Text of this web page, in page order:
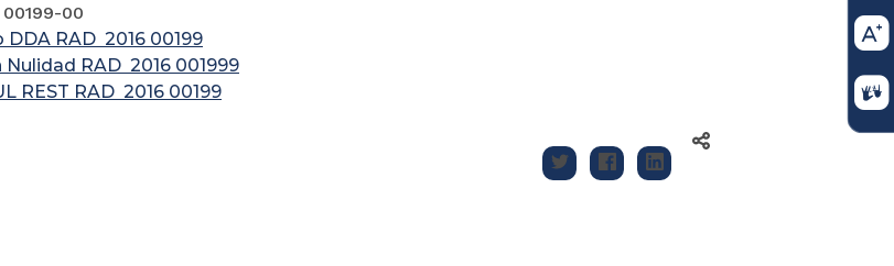
00
RAD 2016 00199
RAD 2016 001999
REST RAD 2016 00199